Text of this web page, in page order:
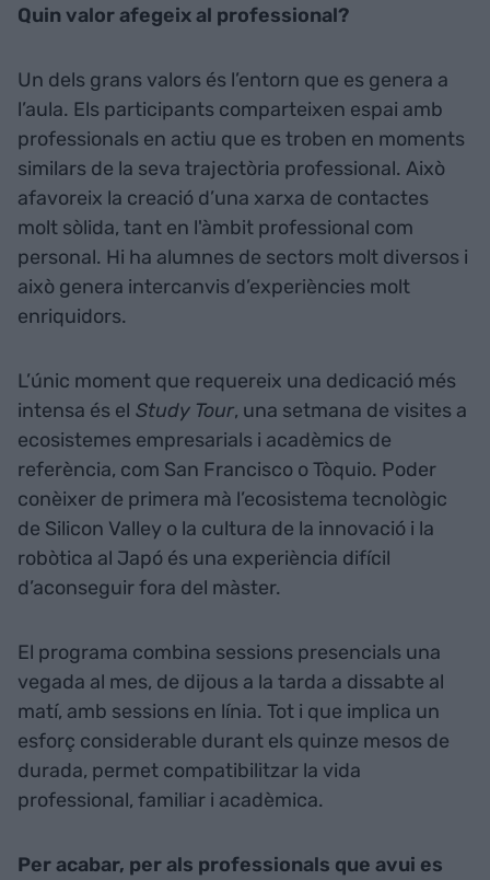
Quin valor afegeix al professional?
Un dels grans valors és l’entorn que es genera a
l’aula. Els participants comparteixen espai amb
professionals en actiu que es troben en moments
similars de la seva trajectòria professional. Això
afavoreix la creació d’una xarxa de contactes
molt sòlida, tant en l'àmbit professional com
personal. Hi ha alumnes de sectors molt diversos i
això genera intercanvis d’experiències molt
enriquidors.
L’únic moment que requereix una dedicació més
intensa és el Study Tour, una setmana de visites a
ecosistemes empresarials i acadèmics de
referència, com San Francisco o Tòquio. Poder
conèixer de primera mà l’ecosistema tecnològic
de Silicon Valley o la cultura de la innovació i la
robòtica al Japó és una experiència difícil
d’aconseguir fora del màster.
El programa combina sessions presencials una
vegada al mes, de dijous a la tarda a dissabte al
matí, amb sessions en línia. Tot i que implica un
esforç considerable durant els quinze mesos de
durada, permet compatibilitzar la vida
professional, familiar i acadèmica.
Per acabar, per als professionals que avui es